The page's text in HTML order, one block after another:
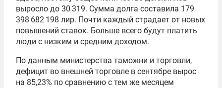
выросло до 30 319. Сумма долга составила 179
398 682 198 лир. Почти каждый страдает от новых
повышений ставок. Больше всего будут платить
люди с низким и средним доходом.
По данным министерства таможни и торговли,
дефицит во внешней торговле в сентябре вырос
на 85,23% по сравнению с тем же месяцем